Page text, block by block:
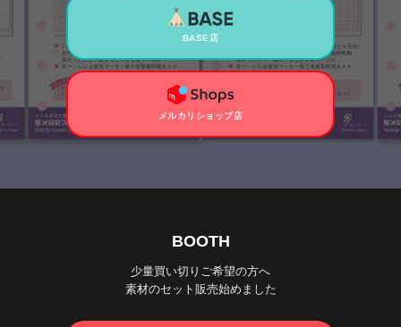
BASE店
メルカリショップ店
BOOTH
少量買い切りご希望の方へ
素材のセット販売始めました